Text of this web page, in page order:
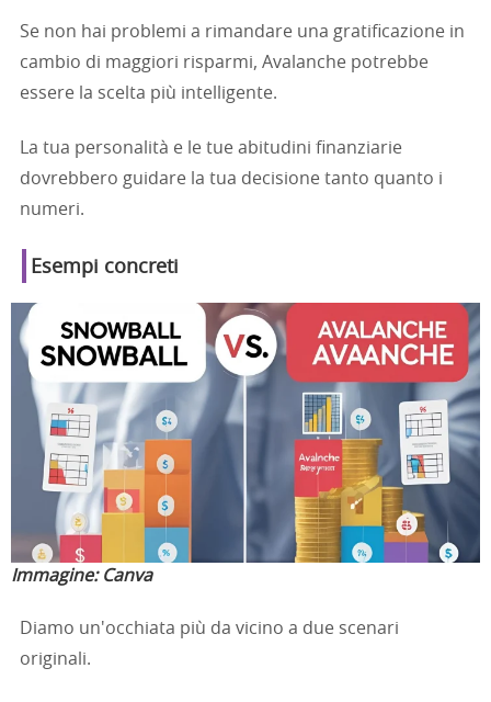
Se non hai problemi a rimandare una gratificazione in
cambio di maggiori risparmi, Avalanche potrebbe
essere la scelta più intelligente.
La tua personalità e le tue abitudini finanziarie
dovrebbero guidare la tua decisione tanto quanto i
numeri.
Esempi concreti
Immagine: Canva
Diamo un'occhiata più da vicino a due scenari
originali.